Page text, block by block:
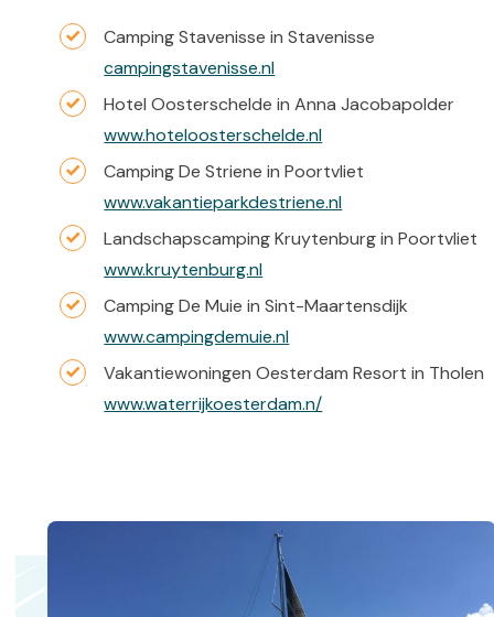
Camping Stavenisse in Stavenisse
campingstavenisse.nl
Hotel Oosterschelde in Anna Jacobapolder
www.hoteloosterschelde.nl
Camping De Striene in Poortvliet
www.vakantieparkdestriene.nl
Landschapscamping Kruytenburg in Poortvliet
www.kruytenburg.nl
Camping De Muie in Sint-Maartensdijk
www.campingdemuie.nl
Vakantiewoningen Oesterdam Resort in Tholen
www.waterrijkoesterdam.n/